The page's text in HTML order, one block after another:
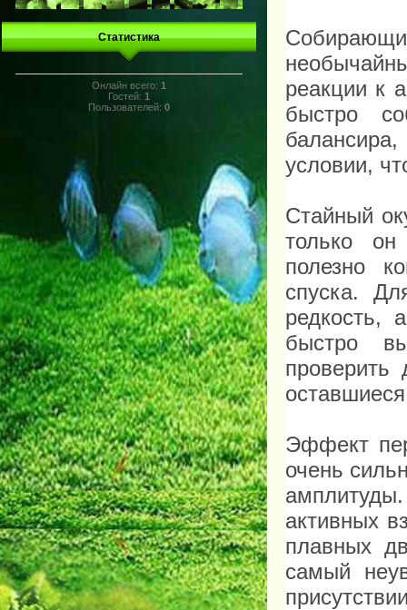
Статистика
Онлайн всего: 1
Гостей: 1
Пользователей: 0
реакции к
быстро
условии,
Стайный
только он
полезно
спуска.
редкость,
быстро
Эффект
очень
активных
плавных
самый